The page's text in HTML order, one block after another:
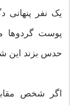
يک نفر پنهانى
پوست گردوها
حدس بزند اين
اگر شخص